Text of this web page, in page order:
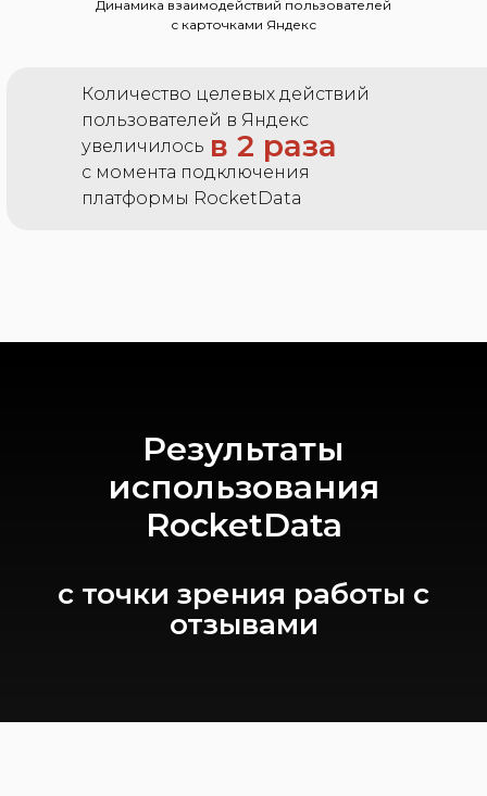
Количество целевых действий
пользователей в Яндекс
увеличилось
с момента подключения
платформы RocketData
в 2 раза
Динамика взаимодействий пользователей
с карточками Яндекс
Результаты
использования
RocketData
с точки зрения работы с
отзывами